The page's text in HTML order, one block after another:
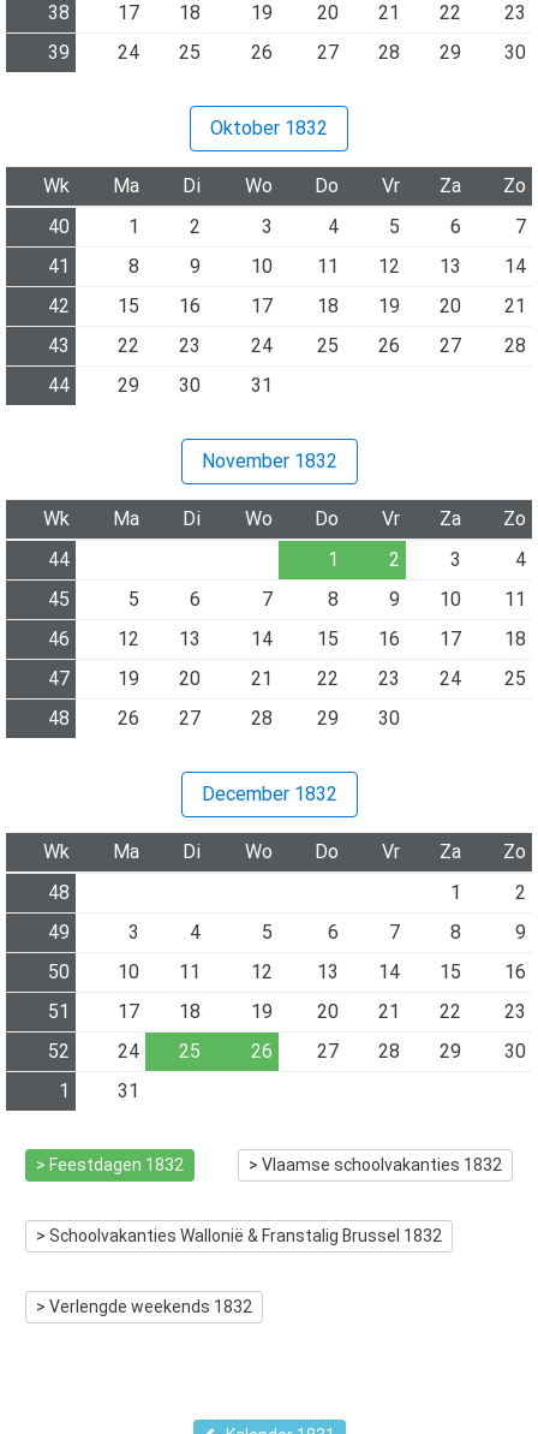
38
17 18 19 20 21 22
23
39
24 25 26 27 28 29 30
Oktober 1832
Wk Ma Di Wo Do Vr Za
Zo
40
1 2 3 4 5 6
7
41
8 9 10 11 12 13
14
42
15 16 17 18 19 20
21
43
22 23 24 25 26 27
28
44
29 30 31
November 1832
Wk Ma Di Wo Do Vr Za
Zo
44
1 2 3
4
45
5 6 7 8 9 10
11
46
12 13 14 15 16 17
18
47
19 20 21 22 23 24
25
48
26 27 28 29 30
December 1832
Wk Ma Di Wo Do Vr Za
Zo
48
1
2
49
3 4 5 6 7 8
9
50
10 11 12 13 14 15
16
51
17 18 19 20 21 22
23
52
24 25 26 27 28 29
30
1
31
> Feestdagen 1832 > Vlaamse schoolvakanties 1832
> Schoolvakanties Wallonië & Franstalig Brussel 1832
> Verlengde weekends 1832